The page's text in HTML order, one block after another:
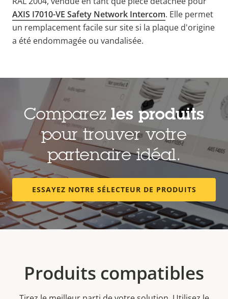
AXIS I7010-VE Safety Network Intercom. Elle permet
un remplacement facile sur site si la plaque d'origine
a été endommagée ou vandalisée.
Comparez les produits
pour trouver votre
partenaire idéal.
ESSAYEZ NOTRE SÉLECTEUR DE PRODUITS
Produits compatibles